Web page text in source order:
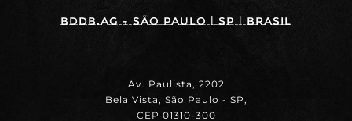
BDDB.ag - SÃO PAULO | SP | BRASIL
Av. Paulista, 2202
Bela Vista, São Paulo - SP,
CEP 01310-300